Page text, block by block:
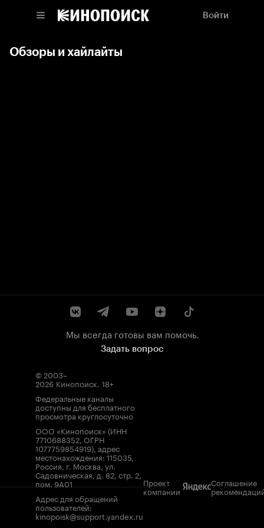
Войти
Обзоры и хайлайты
Мы всегда готовы вам помочь.
Задать вопрос
© 2003–
2026 Кинопоиск. 18+
Федеральные каналы
доступны для бесплатного
просмотра круглосуточно
ООО «Кинопоиск» (ИНН
7710688352, ОГРН
1077759854919), адрес
местонахождения: 115035,
Россия, г. Москва, ул.
Садовническая, д. 82, стр. 2,
пом. 9А01
Адрес для обращений
пользователей:
kinopoisk@support.yandex.ru
Проект
компании
Соглашение